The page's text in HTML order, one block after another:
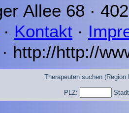
Allee 68 ·
· Kontakt ·
http://http://
Therapeuten suchen
PLZ: